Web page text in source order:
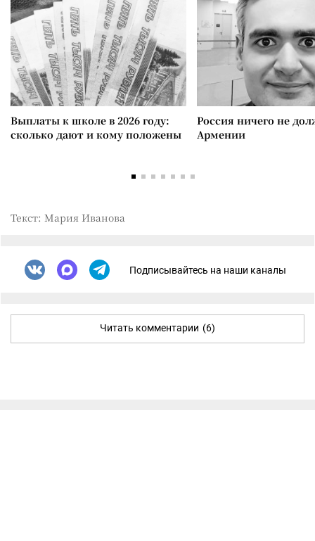
Выплаты к школе в 2026 году:
сколько дают и кому положены
Россия ничего не
Армении
Текст: Мария Иванова
Подписывайтесь на наши каналы
Читать комментарии (6)